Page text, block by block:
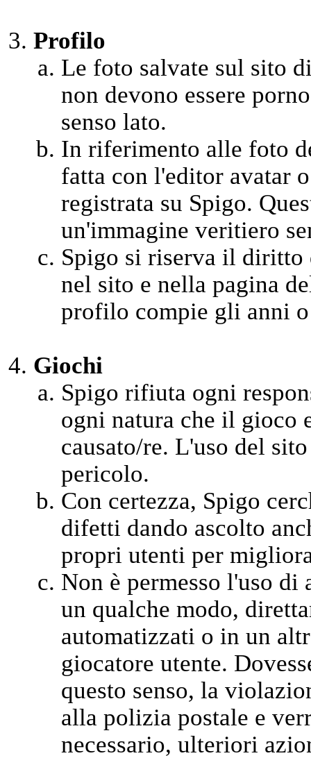
Profilo
Le foto salvate sul sito
non devono essere
senso lato.
In riferimento alle foto
fatta con l'editor avatar
registrata su Spigo.
un'immagine veritiero
Spigo si riserva il
nel sito e nella pagina
profilo compie gli anni
Giochi
Spigo rifiuta ogni
ogni natura che il gioco
causato/re. L'uso del
pericolo.
Con certezza, Spigo
difetti dando ascolto
propri utenti per
Non è permesso l'uso
un qualche modo,
automatizzati o in un
giocatore utente.
questo senso, la
alla polizia postale e
necessario, ulteriori